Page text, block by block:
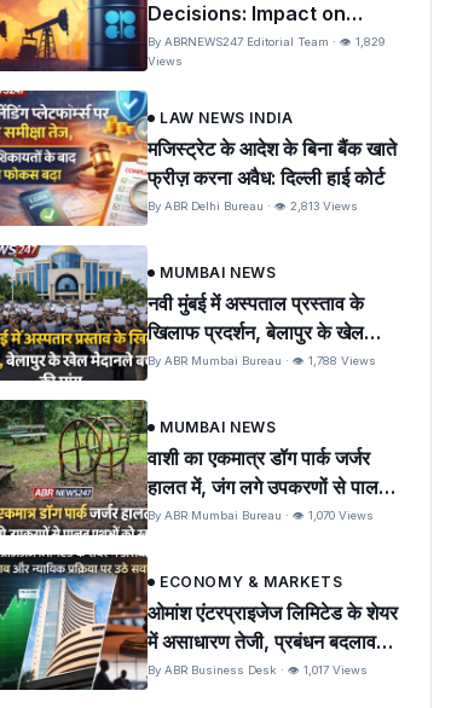
Decisions: Impact on
Global Oil Prices and India
By ABRNEWS247 Editorial Team · 👁 1,829
Views
LAW NEWS INDIA
मजिस्ट्रेट के आदेश के बिना बैंक खाते
फ्रीज़ करना अवैध: दिल्ली हाई कोर्ट
By ABR Delhi Bureau · 👁 2,813 Views
MUMBAI NEWS
नवी मुंबई में अस्पताल प्रस्ताव के
खिलाफ प्रदर्शन, बेलापुर के खेल
मैदान को बचाने की मांग
By ABR Mumbai Bureau · 👁 1,788 Views
MUMBAI NEWS
वाशी का एकमात्र डॉग पार्क जर्जर
हालत में, जंग लगे उपकरणों से पालतू
पशुओं को खतरा
By ABR Mumbai Bureau · 👁 1,070 Views
ECONOMY & MARKETS
ओमांश एंटरप्राइजेज लिमिटेड के शेयर
में असाधारण तेजी, प्रबंधन बदलाव
और न्यायिक प्रक्रिया पर उठे सवाल
By ABR Business Desk · 👁 1,017 Views